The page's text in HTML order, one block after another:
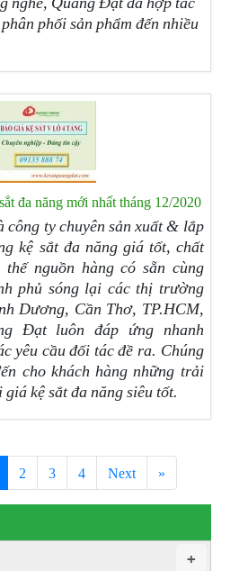
phối sản phẩm đến nhiều
đa năng mới nhất tháng 12/2020
công ty chuyên sản xuất & lắp
kệ sắt đa năng giá tốt, chất
nguồn hàng có sẵn cùng
phủ sóng lại các thị trường
Dương, Cần Thơ, TP.HCM,
Đạt luôn đáp ứng nhanh
yêu cầu đối tác đề ra. Chúng
cho khách hàng những trải
kệ sắt đa năng siêu tốt.
2 3 4 Next »
+